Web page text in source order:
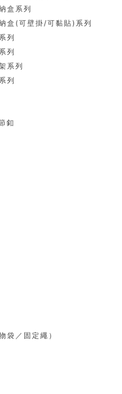
盒系列
盒(可壁掛/可黏貼)系列
列
列
系列
列
釦
袋／固定繩）